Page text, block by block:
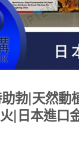
勃|天然動
|日本進口